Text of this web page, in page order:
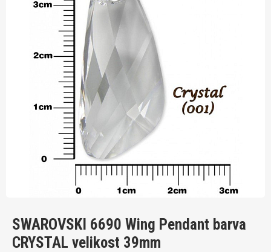
SWAROVSKI 6690 Wing Pendant barva
CRYSTAL velikost 39mm